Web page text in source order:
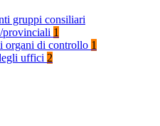
gruppi consiliari
provinciali 1
organi di controllo 1
uffici 2